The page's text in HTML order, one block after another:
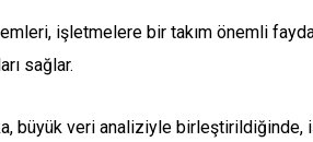
işletmelere bir takım önemli
sağlar.
büyük veri analiziyle